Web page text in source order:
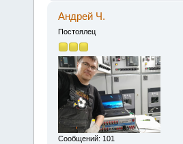
Андрей Ч.
Постоялец
Сообщений: 101